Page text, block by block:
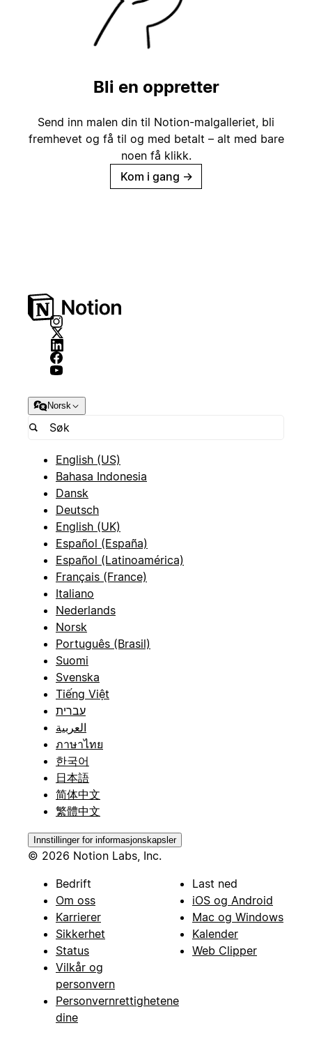
Bli en oppretter
Send inn malen din til Notion-malgalleriet, bli
fremhevet og få til og med betalt – alt med bare
noen få klikk.
Kom i gang →
Norsk
English (US)
Bahasa Indonesia
Dansk
Deutsch
English (UK)
Español (España)
Español (Latinoamérica)
Français (France)
Italiano
Nederlands
Norsk
Português (Brasil)
Suomi
Svenska
Tiếng Việt
עברית
العربية
ภาษาไทย
한국어
日本語
简体中文
繁體中文
Innstillinger for informasjonskapsler
© 2026 Notion Labs, Inc.
Bedrift
Om oss
Karrierer
Sikkerhet
Status
Vilkår og
personvern
Personvernrettighetene
dine
Last ned
iOS og Android
Mac og Windows
Kalender
Web Clipper